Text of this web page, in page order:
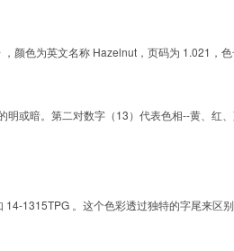
颜色为英文名称 Hazelnut，页码为 1.021，
或暗。第二对数字（13）代表色相--黄、
1315TPG 。这个色彩透过独特的字尾来